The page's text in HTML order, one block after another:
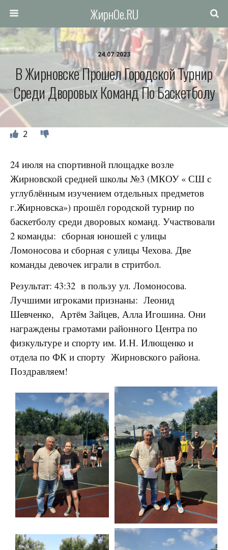
ЖирнОе.RU
24.07.2023
В Жирновске Прошел Городской Турнир
Среди Дворовых Команд По Баскетболу
2
24 июля на спортивной площадке возле
Жирновской средней школы №3 (МКОУ « СШ с
углублённым изучением отдельных предметов
г.Жирновска») прошёл городской турнир по
баскетболу среди дворовых команд. Участвовали
2 команды: сборная юношей с улицы
Ломоносова и сборная с улицы Чехова. Две
команды девочек играли в стритбол.
Результат: 43:32 в пользу ул. Ломоносова.
Лучшими игроками признаны: Леонид
Шевченко, Артём Зайцев, Алла Игошина. Они
награждены грамотами районного Центра по
физкультуре и спорту им. И.Н. Илющенко и
отдела по ФК и спорту Жирновского района.
Поздравляем!